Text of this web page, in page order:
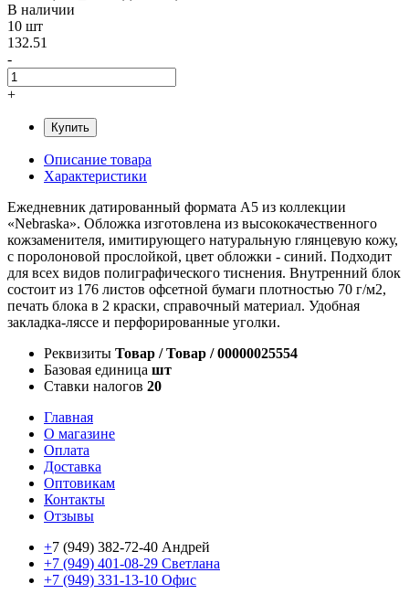
В наличии
10 шт
132.51
-
+
Купить
Описание товара
Характеристики
Ежедневник датированный формата А5 из коллекции
«Nebraska». Обложка изготовлена из высококачественного
кожзаменителя, имитирующего натуральную глянцевую кожу,
с поролоновой прослойкой, цвет обложки - синий. Подходит
для всех видов полиграфического тиснения. Внутренний блок
состоит из 176 листов офсетной бумаги плотностью 70 г/м2,
печать блока в 2 краски, справочный материал. Удобная
закладка-ляссе и перфорированные уголки.
Реквизиты Товар / Товар / 00000025554
Базовая единица шт
Ставки налогов 20
Главная
О магазине
Оплата
Доставка
Оптовикам
Контакты
Отзывы
+7 (949) 382-72-40 Андрей
+7 (949) 401-08-29 Светлана
+7 (949) 331-13-10 Офис